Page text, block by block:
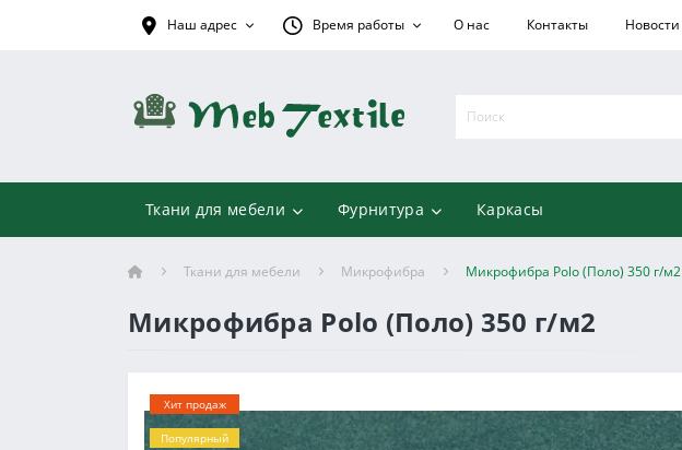
Наш адрес Время работы О нас Контакты Новости
Ткани для мебели Фурнитура Каркасы
Ткани для мебели Микрофибра Микрофибра Polo (Поло) 350 г/м2
Микрофибра Polo (Поло) 350 г/м2
Хит продаж
Популярный